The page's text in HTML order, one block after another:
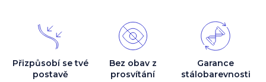
Přizpůsobí se tvé
postavě
Bez obav z
prosvítání
Garance
stálobarevnosti